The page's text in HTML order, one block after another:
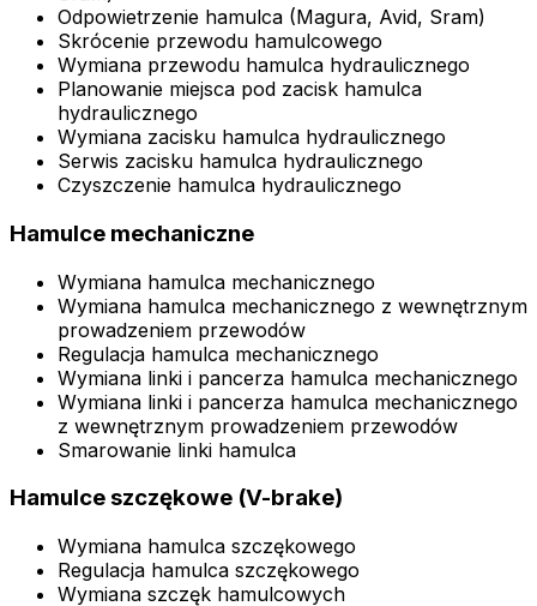
Odpowietrzenie hamulca (Magura, Avid, Sram)
Skrócenie przewodu hamulcowego
Wymiana przewodu hamulca hydraulicznego
Planowanie miejsca pod zacisk hamulca
hydraulicznego
Wymiana zacisku hamulca hydraulicznego
Serwis zacisku hamulca hydraulicznego
Czyszczenie hamulca hydraulicznego
Hamulce mechaniczne
Wymiana hamulca mechanicznego
Wymiana hamulca mechanicznego z wewnętrznym
prowadzeniem przewodów
Regulacja hamulca mechanicznego
Wymiana linki i pancerza hamulca mechanicznego
Wymiana linki i pancerza hamulca mechanicznego
z wewnętrznym prowadzeniem przewodów
Smarowanie linki hamulca
Hamulce szczękowe (V-brake)
Wymiana hamulca szczękowego
Regulacja hamulca szczękowego
Wymiana szczęk hamulcowych